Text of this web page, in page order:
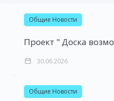
Общие Новости
Проект " Доска
30.06.2026
Общие Новости